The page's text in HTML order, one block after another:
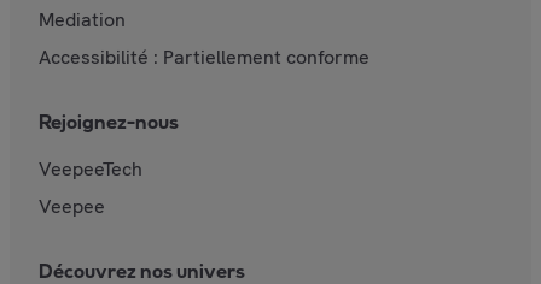
Mediation
Accessibilité : Partiellement conforme
Rejoignez-nous
VeepeeTech
Veepee
Découvrez nos univers